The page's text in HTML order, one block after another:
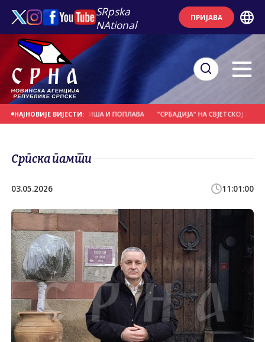
SRpska
NAtional
ПРИЈАВА
НАЈНОВИЈЕ ВИЈЕСТИ:
ЗБОГ ОБИЛНИХ КИША И ПОПЛАВА "СРБАДИЈА" НА СВЈЕТСКОЈ ХОРСКОЈ
Српска памти
03.05.2026 11:01:00